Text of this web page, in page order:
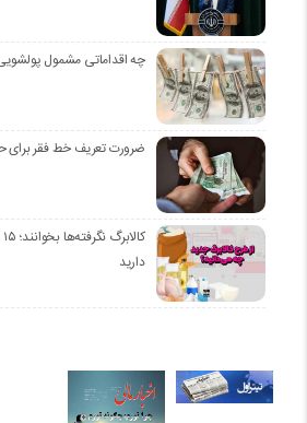
چه اقداماتی مشمول
ضرورت تعریف خط فقر
دارید